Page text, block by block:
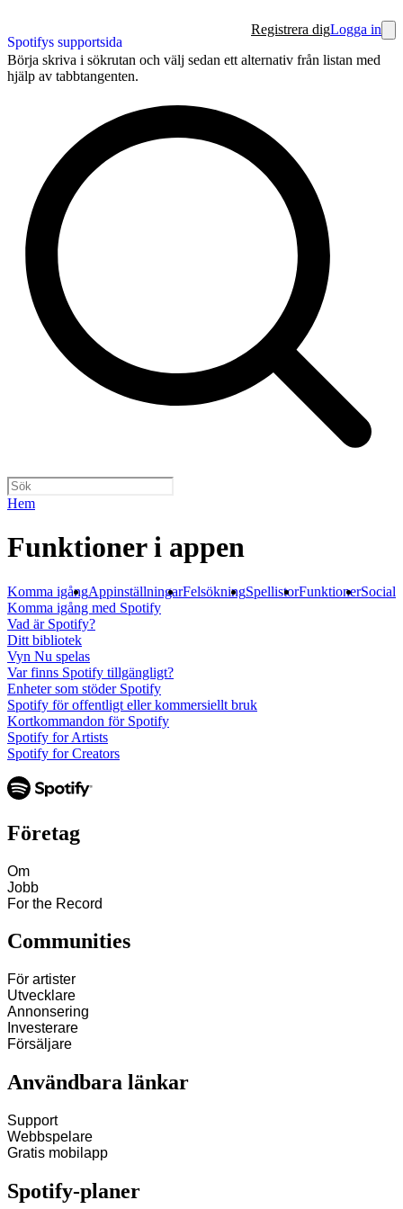
Spotifys supportsida
Registrera digLogga in
Börja skriva i sökrutan och välj sedan ett alternativ från listan med
hjälp av tabbtangenten.
Hem
Funktioner i appen
Komma igångAppinställningarFelsökningSpellistorFunktioner
Komma igång med Spotify
Vad är Spotify?
Ditt bibliotek
Vyn Nu spelas
Var finns Spotify tillgängligt?
Enheter som stöder Spotify
Spotify för offentligt eller kommersiellt bruk
Kortkommandon för Spotify
Spotify for Artists
Spotify for Creators
Företag
Om
Jobb
For the Record
Communities
För artister
Utvecklare
Annonsering
Investerare
Försäljare
Användbara länkar
Support
Webbspelare
Gratis mobilapp
Spotify‑planer